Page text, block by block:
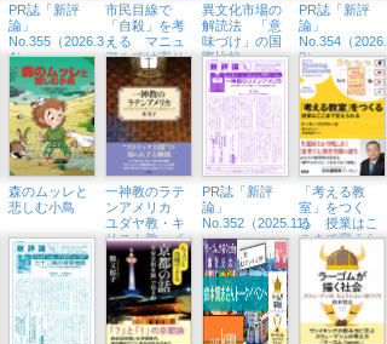
PR誌「新評
論」
No.355（2026.3・
4）
市民目線で
「自殺」を考
える マニュ
アルでは寄り
添えない
異文化市場の
解読法 「意
味づけ」の国
際比較
PR誌「新評
論」
No.354（
2）
森のムッレと
悲しむ小鳥
一神教のラテ
ンアメリカ
ユダヤ教・キ
リスト教・イ
スラム教をめ
ぐって
PR誌「新評
論」
No.352（2025.11）
「考える教
室」をつく
る 授業はこ
こまで変えら
れる